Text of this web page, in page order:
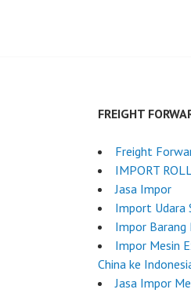
FREIGHT
Freight
IMPORT
Jasa Impor
Import Udara
Impor Barang
Impor Mesin
China ke
Jasa Impor